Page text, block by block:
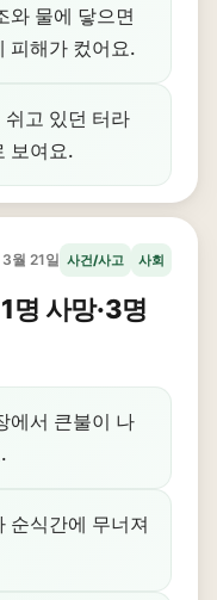
와 물에 닿으면
피해가 컸어요.
고 있던 터라
보여요.
월 21일 사건/사고 사회
명 사망·3명
에서 큰불이 나
순식간에 무너져